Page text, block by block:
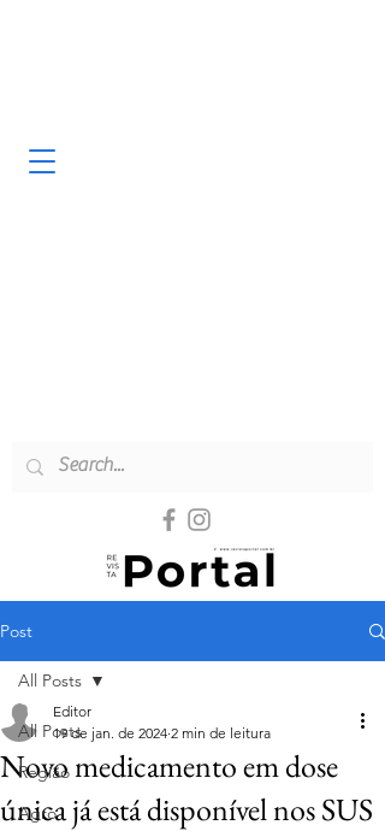
Post
All Posts
Região
Agro
All Posts
Novo medicamento em dose
única já está disponível nos SUS
Editor
19 de jan. de 2024 2 min de leitura